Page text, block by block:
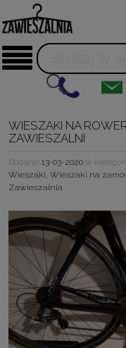
WIESZAKI NA
ZAWIESZALNI
Dodano: 13-03-2020 w
Wieszaki Wieszaki na
Zawieszalnia